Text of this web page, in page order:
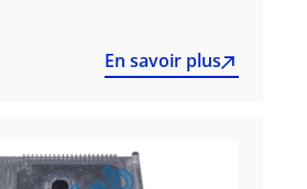
En savoir plus